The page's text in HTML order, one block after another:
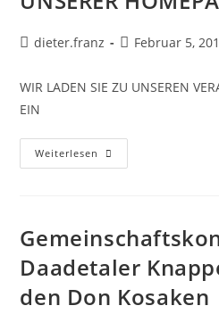
dieter.franz Februar 5,
WIR LADEN SIE ZU UNSEREN
EIN
Weiterlesen
Daadetaler
den Don Kosaken